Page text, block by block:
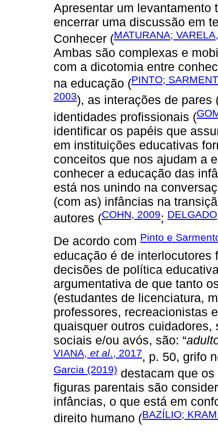
Apresentar um levantamento
encerrar uma discussão em
Conhecer (MATURANA;
Ambas são complexas e
com a dicotomia entre
na educação (PINTO;
2003), as interações de pares
identidades profissionais (
identificar os papéis que
em instituições educativas
conceitos que nos ajudam a
conhecer a educação das
está nos unindo na
(com as) infâncias na
autores (COHN, 2009;
De acordo com Pinto e
educação é de
decisões de política
argumentativa de que tanto
(estudantes de licenciatura,
professores, recreacionistas
quaisquer outros
sociais e/ou avós, são: “
VIANA, et al., 2017, p. 50, grifo
Garcia (2019) destacam que
figuras parentais são
infâncias, o que está em
direito humano (BAZÍLIO;